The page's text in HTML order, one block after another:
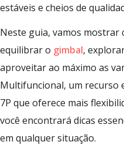
estáveis e cheios de
Neste guia, vamos
equilibrar o gimbal,
aproveitar ao máximo as
Multifuncional, um recurso
7P que oferece mais
você encontrará dicas
em qualquer situação.